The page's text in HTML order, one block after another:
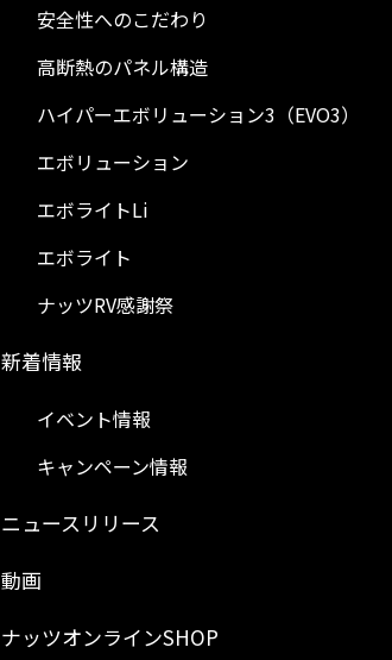
安全性へのこだわり
高断熱のパネル構造
ハイパーエボリューション3（EVO3）
エボリューション
エボライトLi
エボライト
ナッツRV感謝祭
新着情報
イベント情報
キャンペーン情報
ニュースリリース
動画
ナッツオンラインSHOP